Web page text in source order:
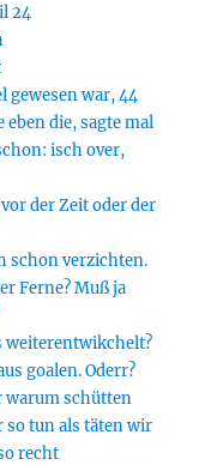
24
gewesen war, 44
die, sagte mal
isch over,
der Zeit oder der
schon verzichten.
Ferne? Muß ja
weiterentwikchelt?
goalen. Oderr?
warum schütten
so tun als täten wir
recht